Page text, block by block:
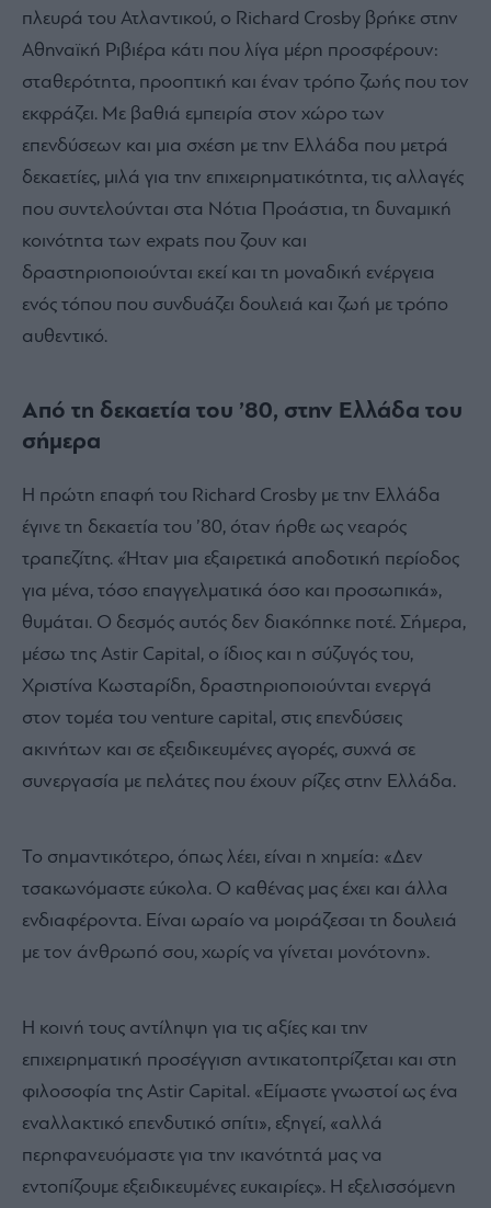
πλευρά του Ατλαντικού, ο Richard Crosby βρήκε στην
Aθηναϊκή Ριβιέρα κάτι που λίγα μέρη προσφέρουν:
σταθερότητα, προοπτική και έναν τρόπο ζωής που τον
εκφράζει. Με βαθιά εμπειρία στον χώρο των
επενδύσεων και μια σχέση με την Ελλάδα που μετρά
δεκαετίες, μιλά για την επιχειρηματικότητα, τις αλλαγές
που συντελούνται στα Νότια Προάστια, τη δυναμική
κοινότητα των expats που ζουν και
δραστηριοποιούνται εκεί και τη μοναδική ενέργεια
ενός τόπου που συνδυάζει δουλειά και ζωή με τρόπο
αυθεντικό.
Από τη δεκαετία του ’80, στην Ελλάδα του
σήμερα
Η πρώτη επαφή του Richard Crosby με την Ελλάδα
έγινε τη δεκαετία του ’80, όταν ήρθε ως νεαρός
τραπεζίτης. «Ήταν μια εξαιρετικά αποδοτική περίοδος
για μένα, τόσο επαγγελματικά όσο και προσωπικά»,
θυμάται. Ο δεσμός αυτός δεν διακόπηκε ποτέ. Σήμερα,
μέσω της Astir Capital, ο ίδιος και η σύζυγός του,
Χριστίνα Κωσταρίδη, δραστηριοποιούνται ενεργά
στον τομέα του venture capital, στις επενδύσεις
ακινήτων και σε εξειδικευμένες αγορές, συχνά σε
συνεργασία με πελάτες που έχουν ρίζες στην Ελλάδα.
Το σημαντικότερο, όπως λέει, είναι η χημεία: «Δεν
τσακωνόμαστε εύκολα. Ο καθένας μας έχει και άλλα
ενδιαφέροντα. Είναι ωραίο να μοιράζεσαι τη δουλειά
με τον άνθρωπό σου, χωρίς να γίνεται μονότονη».
Η κοινή τους αντίληψη για τις αξίες και την
επιχειρηματική προσέγγιση αντικατοπτρίζεται και στη
φιλοσοφία της Astir Capital. «Είμαστε γνωστοί ως ένα
εναλλακτικό επενδυτικό σπίτι», εξηγεί, «αλλά
περηφανευόμαστε για την ικανότητά μας να
εντοπίζουμε εξειδικευμένες ευκαιρίες». Η εξελισσόμενη